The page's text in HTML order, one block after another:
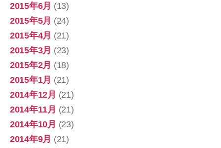
2015年6月 (13)
2015年5月 (24)
2015年4月 (21)
2015年3月 (23)
2015年2月 (18)
2015年1月 (21)
2014年12月 (21)
2014年11月 (21)
2014年10月 (23)
2014年9月 (21)